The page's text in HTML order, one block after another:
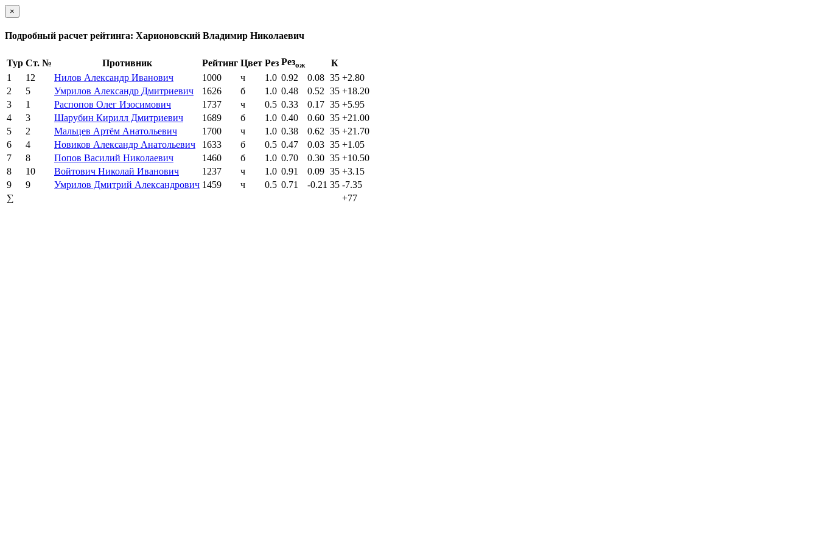
×
Подробный расчет рейтинга: Харионовский Владимир Николаевич
Тур Ст. № Противник Рейтинг Цвет Рез Резож
К
1
12 Нилов Александр Иванович 1000 ч 1.0 0.92 0.08 35 +2.80
2
5 Умрилов Александр Дмитриевич 1626 б 1.0 0.48 0.52 35 +18.20
3
1 Распопов Олег Изосимович 1737 ч 0.5 0.33 0.17 35 +5.95
4
3 Шарубин Кирилл Дмитриевич 1689 б 1.0 0.40 0.60 35 +21.00
5
2 Мальцев Артём Анатольевич 1700 ч 1.0 0.38 0.62 35 +21.70
6
4 Новиков Александр Анатольевич 1633 б 0.5 0.47 0.03 35 +1.05
7
8 Попов Василий Николаевич 1460 б 1.0 0.70 0.30 35 +10.50
8
10 Войтович Николай Иванович 1237 ч 1.0 0.91 0.09 35 +3.15
9
9 Умрилов Дмитрий Александрович 1459 ч 0.5 0.71 -0.21 35 -7.35
∑
+77